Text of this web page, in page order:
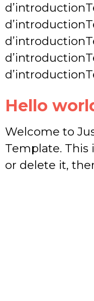
Hello
Welcome to
Template. This
or delete it,